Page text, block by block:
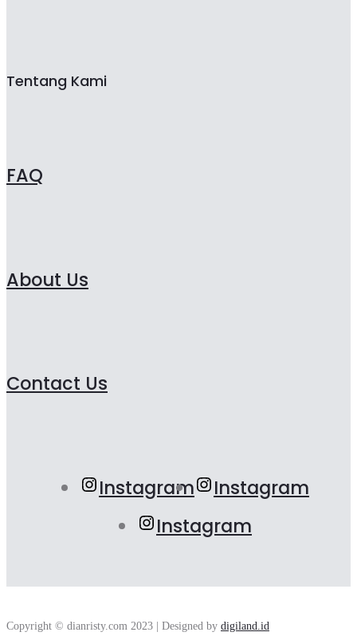
Tentang Kami
FAQ
About Us
Contact Us
Instagram
Instagram
Instagram
Copyright © dianristy.com 2023 | Designed by digiland.id